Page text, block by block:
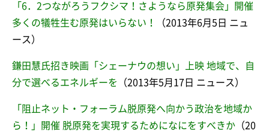
「6．2つながろうフクシマ！さようなら原発集会」開催
多くの犠牲生む原発はいらない！
（2013年6月5日 ニュ
ース）
鎌田慧氏招き映画「シェーナウの想い」上映 地域で、自
分で選べるエネルギーを
（2013年5月17日 ニュース）
「阻止ネット・フォーラム脱原発へ向かう政治を地域か
ら！」開催 脱原発を実現するためになにをすべきか （20